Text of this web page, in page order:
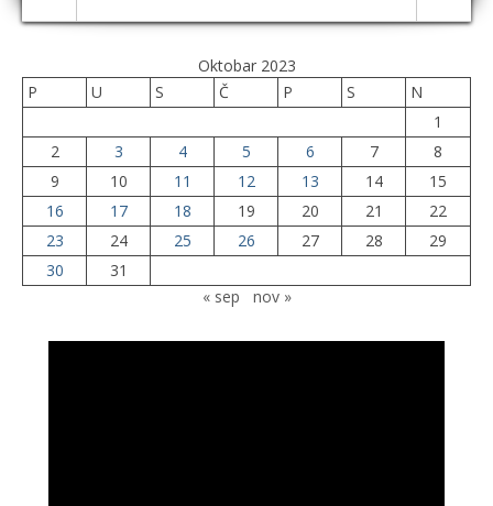
Oktobar 2023
P
U S Č P S
N
1
2
3 4 5 6 7
8
9
10 11 12 13 14
15
16
17 18 19 20 21
22
23
24 25 26 27 28
29
30
31
« sep
nov »